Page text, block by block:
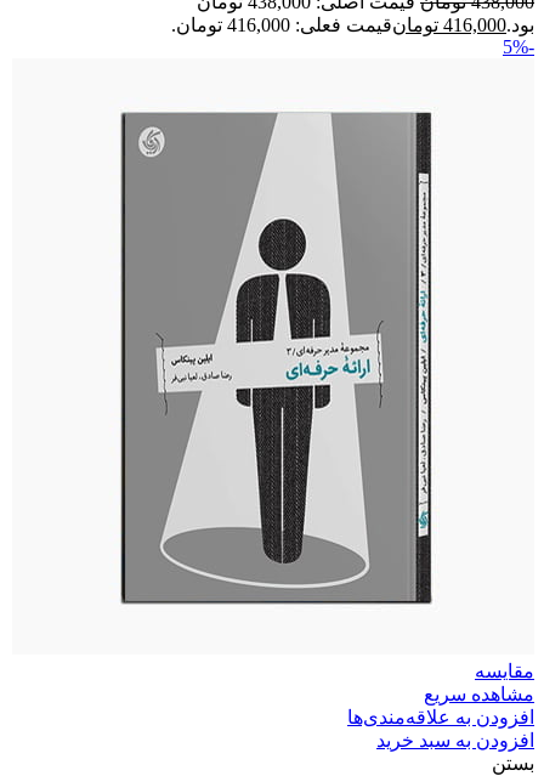
بود.416,000 تومانقیمت فعلی: 416,000 تومان.
-5%
مقایسه
مشاهده سریع
افزودن به علاقه‌مندی‌ها
افزودن به سبد خرید
بستن